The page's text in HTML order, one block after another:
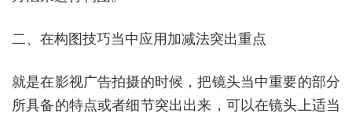
二、在构图技巧当中应用加减法突出重点
就是在影视广告拍摄的时候，把镜头当中重要的部分
所具备的特点或者细节突出出来，可以在镜头上适当